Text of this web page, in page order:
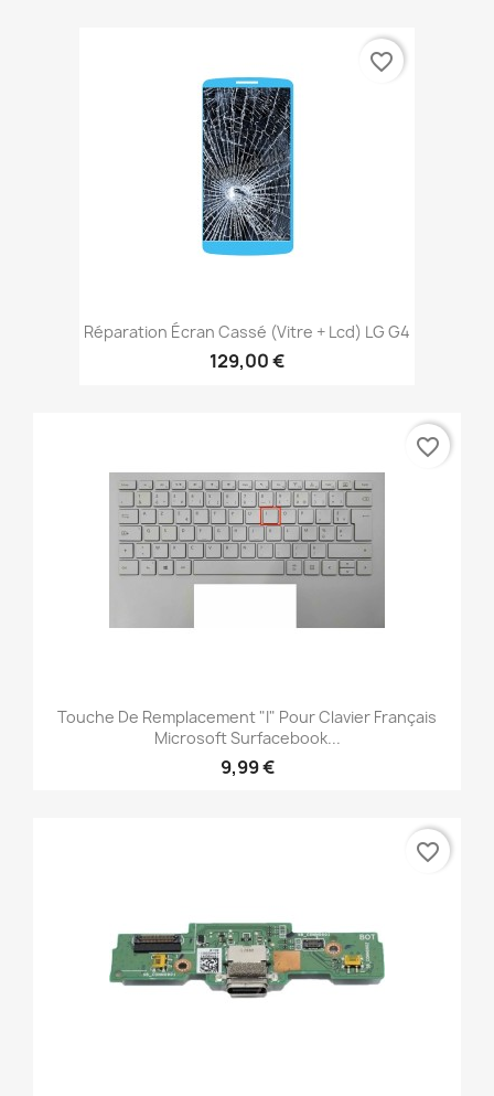
Réparation Écran Cassé (vitre + Lcd) LG G4
129,00 €
favorite_border
Touche De Remplacement "I" Pour Clavier Français
Microsoft Surfacebook...
9,99 €
favorite_border
favorite_border